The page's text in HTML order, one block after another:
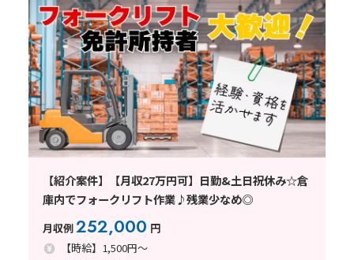
【紹介案件】【月収27万円可】日勤&土日祝休み☆倉
庫内でフォークリフト作業♪残業少なめ◎
月収例252,000 円
【時給】1,500円～